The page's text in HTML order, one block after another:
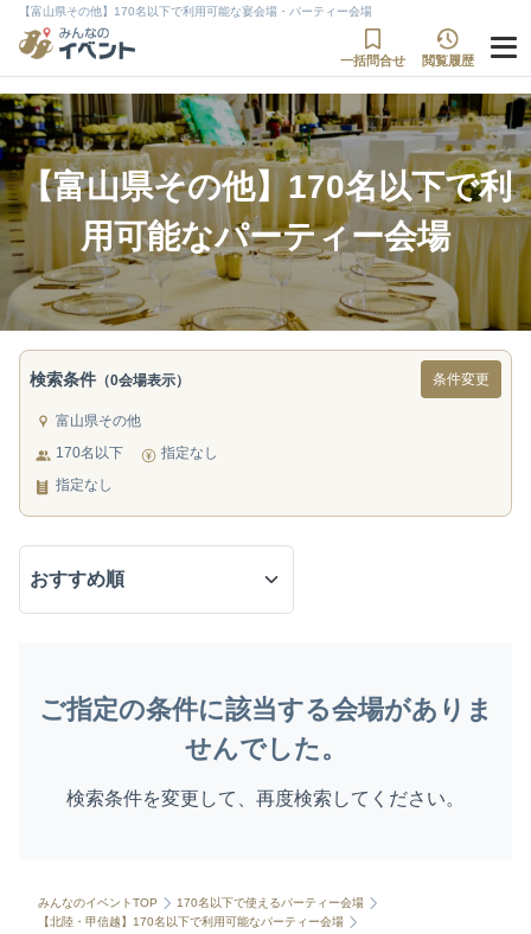
【富山県その他】170名以下で利用可能な宴会場・パーティー会場
一括問合せ 閲覧履歴
【富山県その他】170名以下で利
用可能なパーティー会場
検索条件 （0会場表示） 条件変更
富山県その他
170名以下
指定なし
指定なし
ご指定の条件に該当する会場がありま
せんでした。
検索条件を変更して、再度検索してください。
みんなのイベントTOP
170名以下で使えるパーティー会場
【北陸・甲信越】170名以下で利用可能なパーティー会場